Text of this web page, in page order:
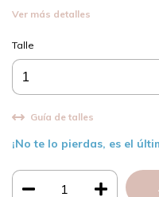
Ver más detalles
Talle
Guía de talles
¡No te lo pierdas, es el